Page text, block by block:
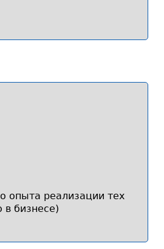
опыта реализации тех
в бизнесе)